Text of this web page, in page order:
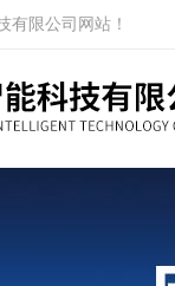
有限公司网站！